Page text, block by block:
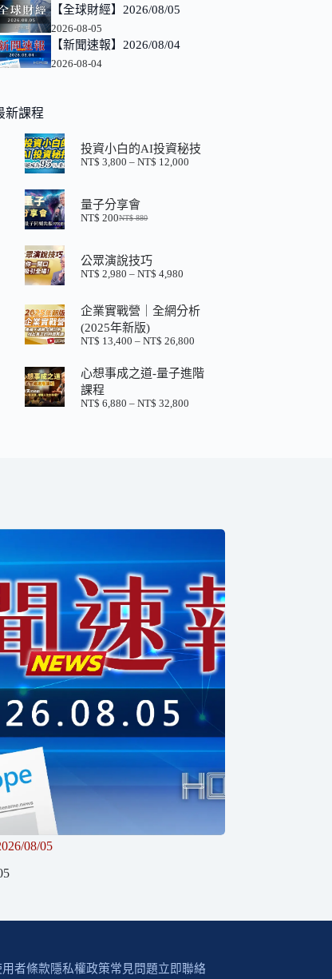
【全球財經】2026/08/05
2026-08-05
【新聞速報】2026/08/04
2026-08-04
新課程
投資小白的AI投資秘技
NT$ 3,800 – NT$ 12,000
量子分享會
NT$880
原
價
格：
NT$ 200
目
價
格：
公眾演說技巧
NT$ 2,980 – NT$ 4,980
範
圍：
到
企業實戰營｜全網分析
(2025年新版)
NT$ 13,400 – NT$ 26,800
範
心想事成之道-量子進階
課程
NT$ 6,880 – NT$ 32,800
08/05
用者條款隱私權政策常見問題立即聯絡